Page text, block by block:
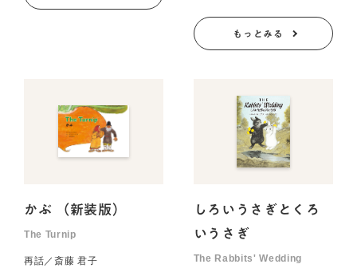
もっとみる
かぶ （新装版）
The Turnip
再話／斎藤 君子
しろいうさぎとくろ
いうさぎ
The Rabbits' Wedding